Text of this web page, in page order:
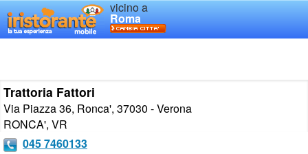
vicino a
Roma
Trattoria Fattori
Via Piazza 36, Ronca', 37030 - Verona
RONCA', VR
045 7460133